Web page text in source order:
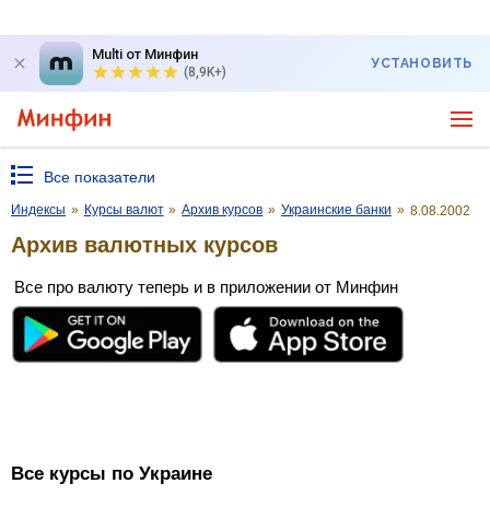
Multi от Минфин
(8,9K+)
УСТАНОВИТЬ
Все показатели
Индексы » Курсы валют » Архив курсов » Украинские банки » 8.08.2002
Архив валютных курсов
Все про валюту теперь и в приложении от Минфин
Все курсы по Украине